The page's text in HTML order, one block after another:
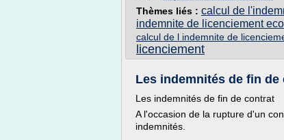
Thèmes liés : calcul de
indemnite de licenciement
calcul de l indemnite de
licenciement
Les indemnités de fin
Les indemnités de fin de contrat
A l'occasion de la rupture d'un
indemnités.